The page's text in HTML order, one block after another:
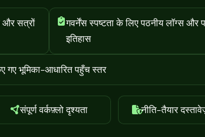
और सत्रों
गवर्नेंस स्पष्टता के लिए पठनीय लॉग्स और
इतिहास
गए भूमिका-आधारित पहुँच स्तर
संपूर्ण वर्कफ़्लो दृश्यता नीति-तैयार